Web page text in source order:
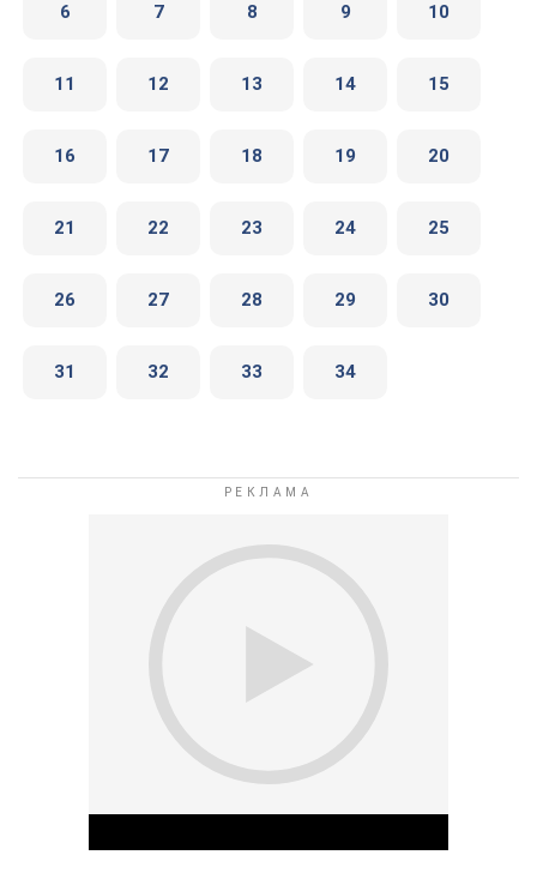
6 7 8 9 10
11 12 13 14 15
16 17 18 19 20
21 22 23 24 25
26 27 28 29 30
31 32 33 34